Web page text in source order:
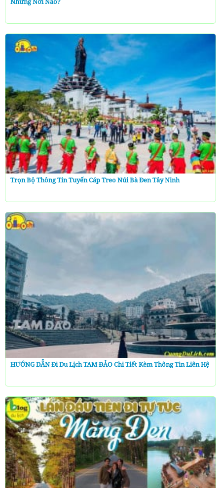
Trọn Bộ Thông Tin Tuyến Cáp Treo Núi Bà Đen Tây Ninh
HƯỚNG DẪN Đi Du Lịch TAM ĐẢO Chi Tiết Kèm Thông Tin Liên Hệ